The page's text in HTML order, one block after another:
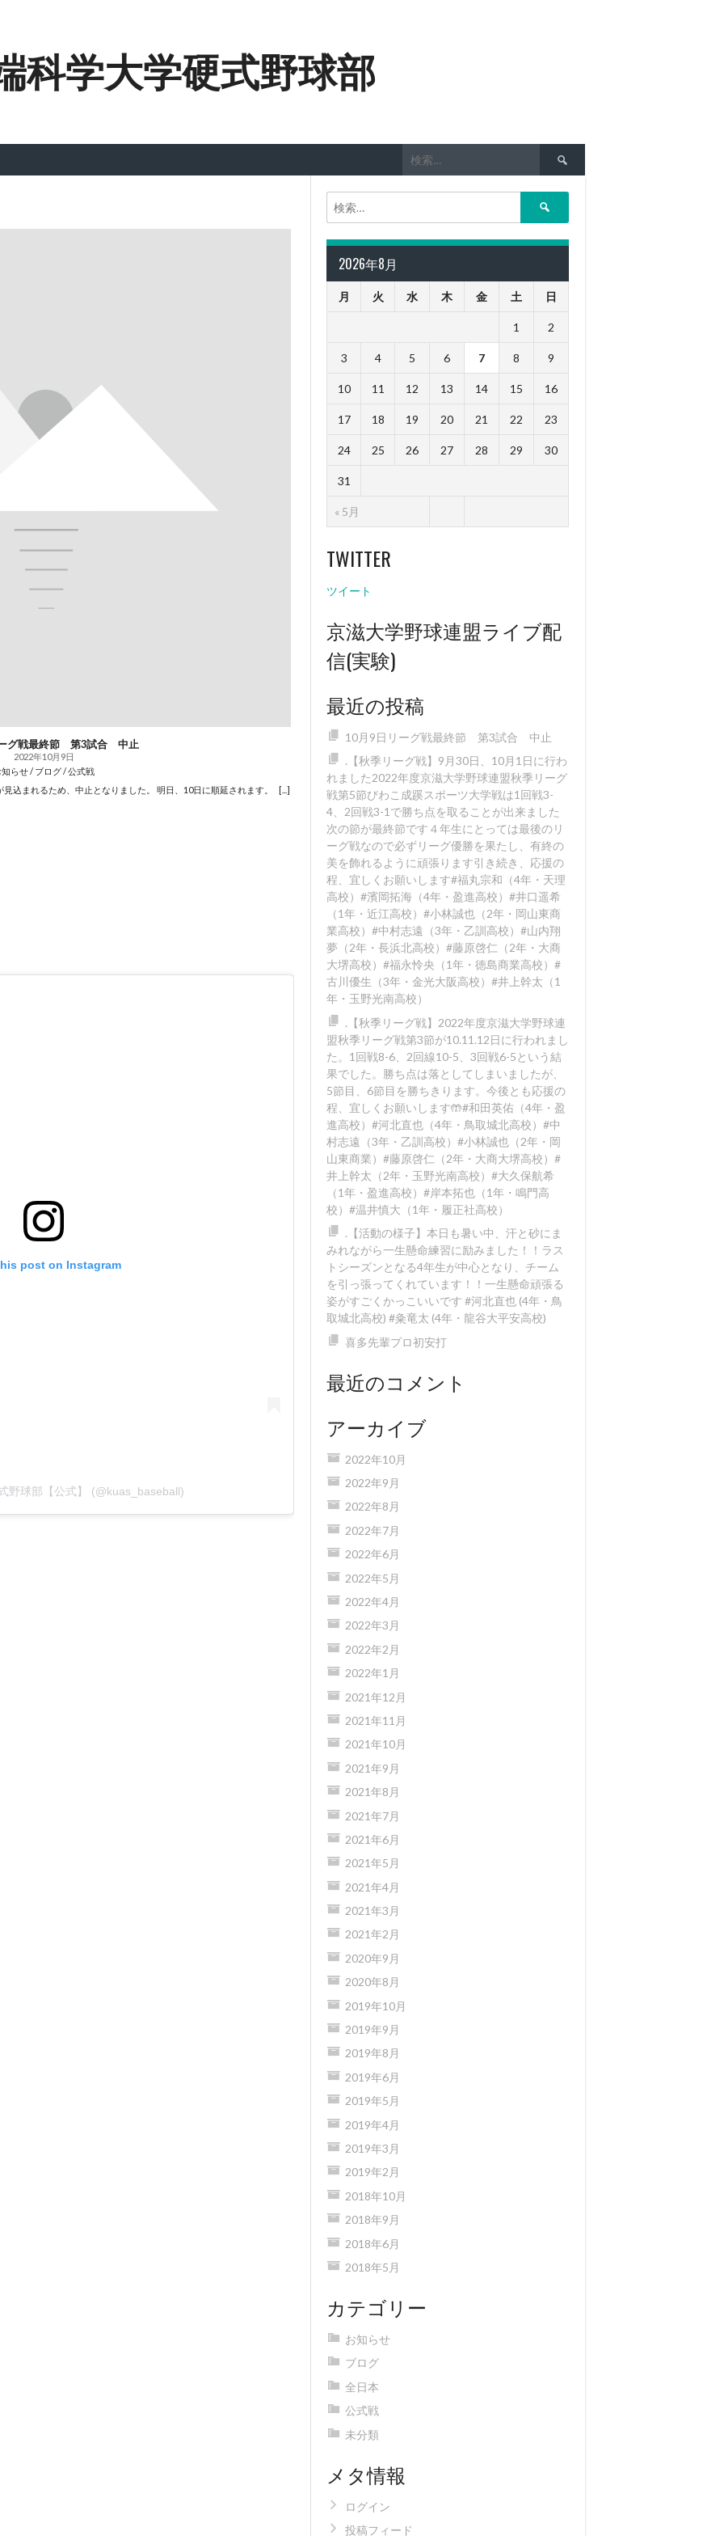
科学大学硬式野球部
索:
グ戦最終節 第3試合 中止
2022年10月9日
らせ / ブログ / 公式戦
まれるため、中止となりました。 明日、10日に順延されます。
[...]
成蹊スポーツ大学戦は1回戦3-4、2回戦3-1で勝ち点を取ることが出来ました️次の節が最終
年・近江高校）#小林誠也（2年・岡山東商業高校）#中村志遠（3年・乙訓高校）#山内翔
高校）#藤原啓仁（2年・大商大堺高校）#福永怜央（1年・徳島商業高校）#古川優生（3
post on Instagram
野球部【公式】 (@kuas_baseball)
2026年8月
月 火 水 木 金 土 日
« 5月
1 2
3 4 5 6 7 8 9
10 11 12 13 14 15 16
17 18 19 20 21 22 23
24 25 26 27 28 29 30
31
TWITTER
ツイート
京滋大学野球連盟ライブ配
信(実験)
最近の投稿
10月9日リーグ戦最終節 第3試合 中止
.【秋季リーグ戦】9月30日、10月1日に行わ
れました2022年度京滋大学野球連盟秋季リーグ
戦第5節びわこ成蹊スポーツ大学戦は1回戦3-
4、2回戦3-1で勝ち点を取ることが出来ました️
次の節が最終節です４年生にとっては最後のリ
ーグ戦なので必ずリーグ優勝を果たし、有終の
美を飾れるように頑張ります️引き続き、応援の
程、宜しくお願いします#福丸宗和（4年・天理
高校）#濱岡拓海（4年・盈進高校）#井口遥希
（1年・近江高校）#小林誠也（2年・岡山東商
業高校）#中村志遠（3年・乙訓高校）#山内翔
夢（2年・長浜北高校）#藤原啓仁（2年・大商
大堺高校）#福永怜央（1年・徳島商業高校）#
古川優生（3年・金光大阪高校）#井上幹太（1
年・玉野光南高校）
.【秋季リーグ戦】2022年度京滋大学野球連
盟秋季リーグ戦第3節が10.11.12日に行われまし
た。1回戦8-6️、2回線10-5️、3回戦6-5️という結
果でした。勝ち点は落としてしまいましたが、
5節目、6節目を勝ちきります。今後とも応援の
程、宜しくお願いします🤲#和田英佑（4年・盈
進高校）#河北直也（4年・鳥取城北高校）#中
村志遠（3年・乙訓高校）#小林誠也（2年・岡
山東商業）#藤原啓仁（2年・大商大堺高校）#
井上幹太（2年・玉野光南高校）#大久保航希
（1年・盈進高校）#岸本拓也（1年・鳴門高
校）#温井慎大（1年・履正社高校）
.【活動の様子】本日も暑い中、汗と砂にま
みれながら一生懸命練習に励みました！！️ラス
トシーズンとなる4年生が中心となり、チーム
を引っ張ってくれています！！一生懸命頑張る
姿がすごくかっこいいです #河北直也 (4年・鳥
取城北高校) #粂竜太 (4年・龍谷大平安高校)
喜多先輩プロ初安打
最近のコメント
アーカイブ
2022年10月
2022年9月
2022年8月
2022年7月
2022年6月
2022年5月
2022年4月
2022年3月
2022年2月
2022年1月
2021年12月
2021年11月
2021年10月
2021年9月
2021年8月
2021年7月
2021年6月
2021年5月
2021年4月
2021年3月
2021年2月
2020年9月
2020年8月
2019年10月
2019年9月
2019年8月
2019年6月
2019年5月
2019年4月
2019年3月
2019年2月
2018年10月
2018年9月
2018年6月
2018年5月
カテゴリー
お知らせ
ブログ
全日本
公式戦
未分類
メタ情報
ログイン
投稿フィード